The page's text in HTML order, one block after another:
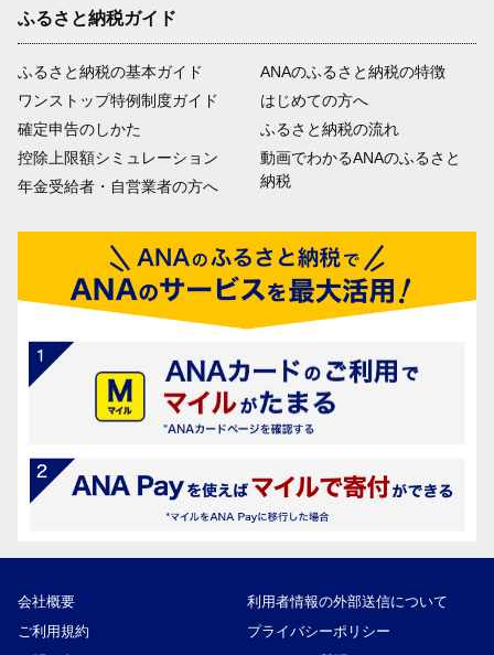
ふるさと納税ガイド
ふるさと納税の基本ガイド
ワンストップ特例制度ガイド
確定申告のしかた
控除上限額シミュレーション
年金受給者・自営業者の方へ
ANAのふるさと納税の特徴
はじめての方へ
ふるさと納税の流れ
動画でわかるANAのふるさと
納税
会社概要
利用者情報の外部送信について
ご利用規約
プライバシーポリシー